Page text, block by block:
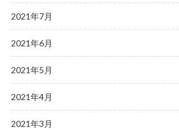
2021年7月
2021年6月
2021年5月
2021年4月
2021年3月